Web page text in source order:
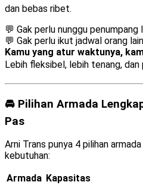
dan bebas ribet.
💬 Gak perlu nunggu penumpang
💬 Gak perlu ikut jadwal orang
Kamu yang atur waktunya,
Lebih fleksibel, lebih tenang,
🚘 Pilihan Armada
Pas
Arni Trans punya 4 pilihan
kebutuhan:
Armada Kapasitas